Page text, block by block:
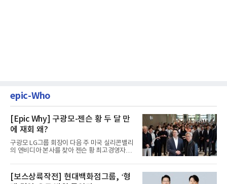
epic-Who
[Epic Why] 구광모-젠슨 황 두 달 만
에 재회 왜?
구광모 LG그룹 회장이 다음 주 미국 실리콘밸리
의 엔비디아 본사를 찾아 젠슨 황 최고경영자
[보스상륙작전] 현대백화점그룹, ‘형